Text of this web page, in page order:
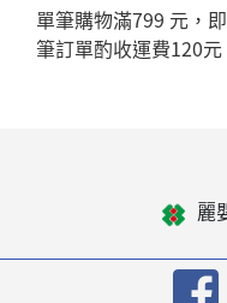
單筆購物滿799 元，
筆訂單酌收運費120元
麗